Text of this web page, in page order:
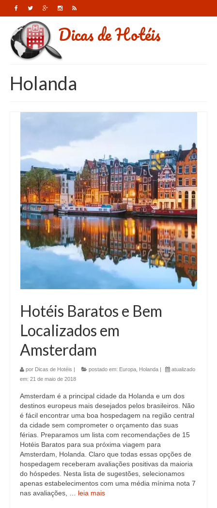
Dicas de Hotéis
Holanda
Hotéis Baratos e Bem
Localizados em
Amsterdam
por Dicas de Hotéis | postado em: Europa Holanda |
atualizado
em: 21 de maio de 2018
Amsterdam é a principal cidade da Holanda e um dos
destinos europeus mais desejados pelos brasileiros. Não
é fácil encontrar uma boa hospedagem na região central
da cidade sem comprometer o orçamento das suas
férias. Preparamos um lista com recomendações de 15
Hotéis Baratos para sua próxima viagem para
Amsterdam, Holanda. Claro que todas essas opções de
hospedagem receberam avaliações positivas da maioria
do hóspedes. Nesta lista de sugestões, selecionamos
apenas estabelecimentos com uma média mínima nota 7
nas avaliações, … leia mais